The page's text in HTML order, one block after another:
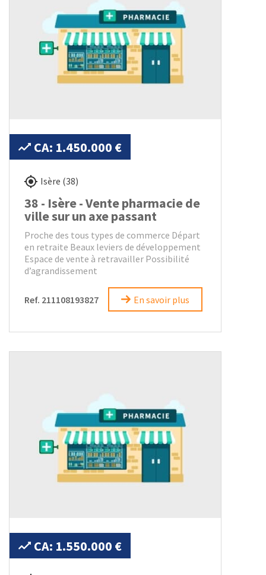
CA: 1.450.000 €
Isère (38)
38 - Isère - Vente pharmacie de
ville sur un axe passant
Proche des tous types de commerce Départ
en retraite Beaux leviers de développement
Espace de vente à retravailler Possibilité
d’agrandissement
Ref. 211108193827 En savoir plus
CA: 1.550.000 €